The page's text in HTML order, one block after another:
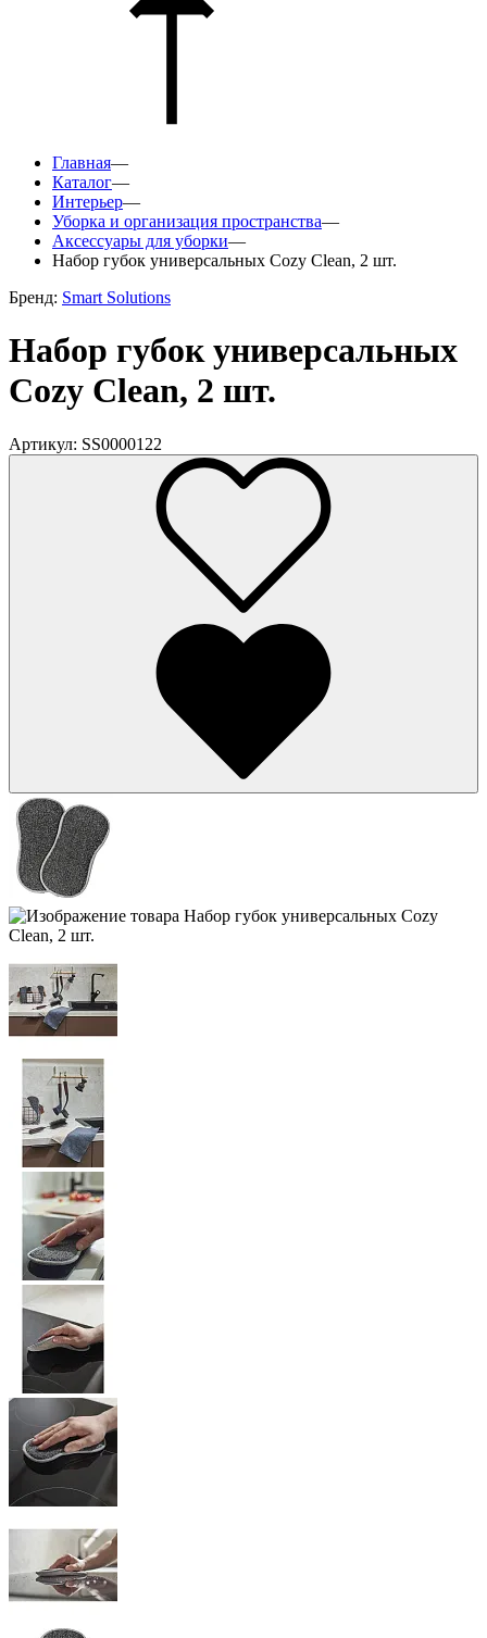
Главная—
Каталог—
Интерьер—
Уборка и организация пространства—
Аксессуары для уборки—
Набор губок универсальных Cozy Clean, 2 шт.
Бренд: Smart Solutions
Набор губок универсальных
Cozy Clean, 2 шт.
Артикул: SS0000122